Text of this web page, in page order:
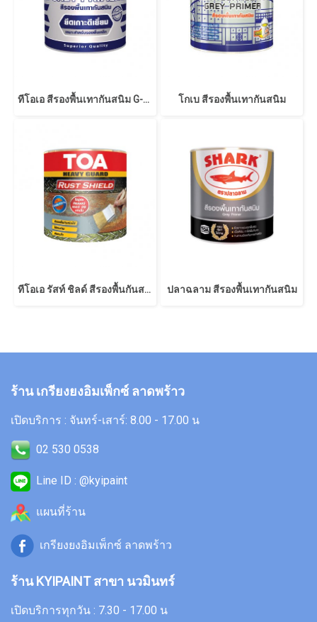
ทีโอเอ สีรองพื้นเทากันสนิม G-2010 โกเบ สีรองพื้นเทากันสนิม
ทีโอเอ รัสท์ ชิลด์ สีรองพื้นกันสนิมแห้งเร็ว ปลาฉลาม สีรองพื้นเทากันสนิม
ร้าน เกรียงยงอิมเพ็กซ์ ลาดพร้าว
เปิดบริการ : จันทร์-เสาร์: 8.00 - 17.00 น
02 530 0538
Line ID : @kyipaint
แผนที่ร้าน
เกรียงยงอิมเพ็กซ์ ลาดพร้าว
ร้าน KYIPAINT สาขา นวมินทร์
เปิดบริการทุกวัน : 7.30 - 17.00 น